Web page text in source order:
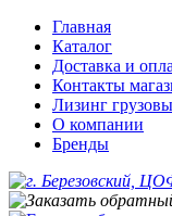
Главная
Каталог
Доставка и
Контакты
Лизинг
О компании
Бренды